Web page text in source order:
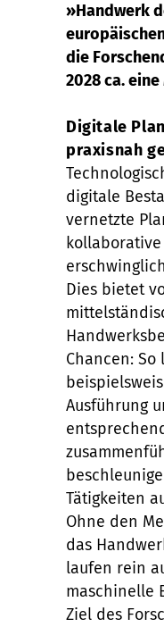
»Handwerk
die
2028 ca.
Digitale
praxisnah
digitale
vernetzte
Dies bietet
Chancen: So
Ausführung
Tätigkeiten
Ohne den
das
laufen rein
maschinelle
Ziel des